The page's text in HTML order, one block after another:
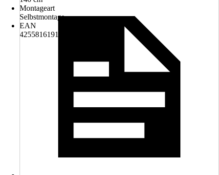
Montageart
Selbstmontage
EAN
4255816191022